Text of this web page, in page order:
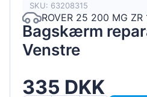
SKU: 63208315
ROVER 25 200 MG
Bagskærm
Venstre
335 DKK